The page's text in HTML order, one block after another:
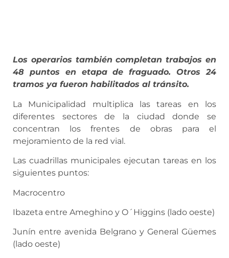
Los operarios también completan trabajos en
48 puntos en etapa de fraguado. Otros 24
tramos ya fueron habilitados al tránsito.
La Municipalidad multiplica las tareas en los
diferentes sectores de la ciudad donde se
concentran los frentes de obras para el
mejoramiento de la red vial.
Las cuadrillas municipales ejecutan tareas en los
siguientes puntos:
Macrocentro
Ibazeta entre Ameghino y O´Higgins (lado oeste)
Junín entre avenida Belgrano y General Güemes
(lado oeste)